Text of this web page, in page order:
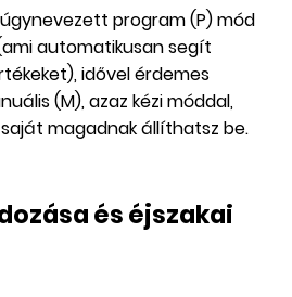
program (P) mód
automatikusan segít
idővel érdemes
(M), azaz kézi móddal,
magadnak állíthatsz be.
és éjszakai